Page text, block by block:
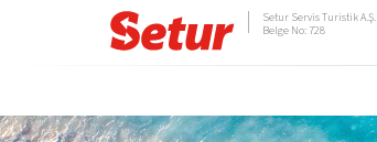
Setur Servis Turistik A.Ş.
Belge No: 728